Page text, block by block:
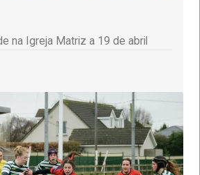
na Igreja Matriz a 19 de abril